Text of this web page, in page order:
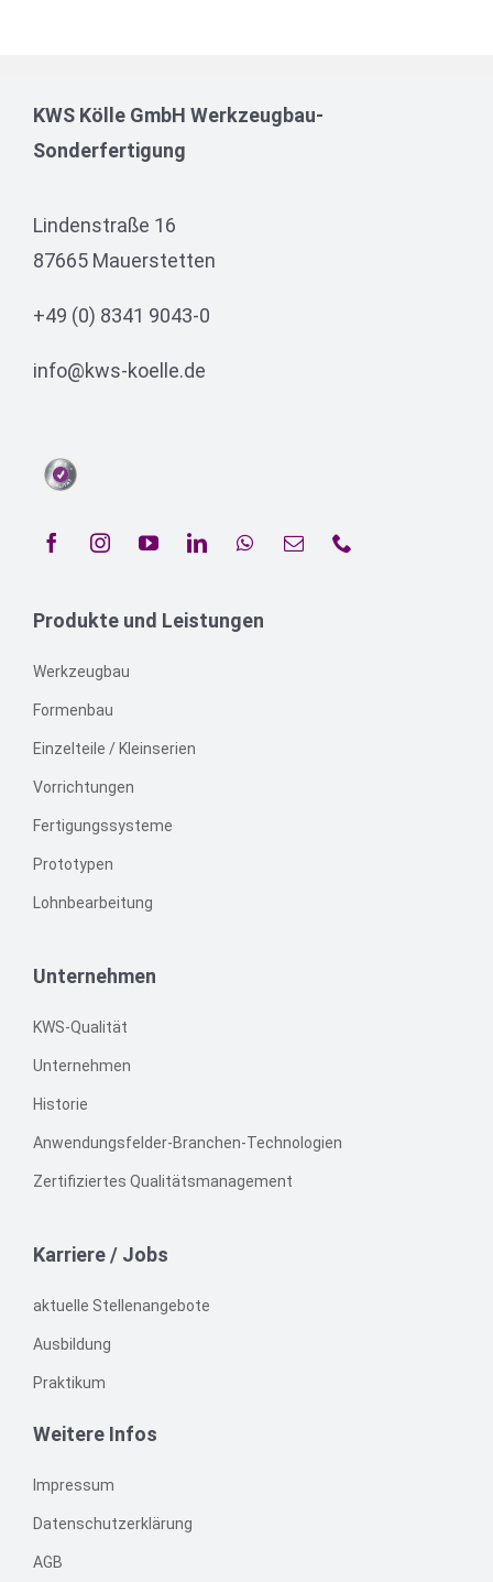
KWS Kölle GmbH Werkzeugbau-
Sonderfertigung
Lindenstraße 16
87665 Mauerstetten
+49 (0) 8341 9043-0
info@kws-koelle.de
Produkte und Leistungen
Werkzeugbau
Formenbau
Einzelteile / Kleinserien
Vorrichtungen
Fertigungssysteme
Prototypen
Lohnbearbeitung
Unternehmen
KWS-Qualität
Unternehmen
Historie
Anwendungsfelder-Branchen-Technologien
Zertifiziertes Qualitätsmanagement
Karriere / Jobs
aktuelle Stellenangebote
Ausbildung
Praktikum
Weitere Infos
Impressum
Datenschutzerklärung
AGB